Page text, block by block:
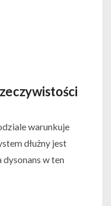
warunkuje
dłużny jest
dysonans w ten